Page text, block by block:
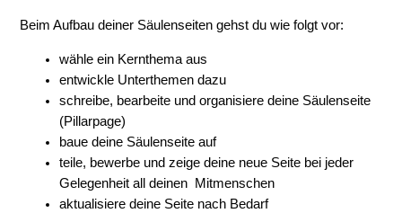
Beim Aufbau deiner Säulenseiten gehst du wie folgt vor:
wähle ein Kernthema aus
entwickle Unterthemen dazu
schreibe, bearbeite und organisiere deine Säulenseite
(Pillarpage)
baue deine Säulenseite auf
teile, bewerbe und zeige deine neue Seite bei jeder
Gelegenheit all deinen Mitmenschen
aktualisiere deine Seite nach Bedarf